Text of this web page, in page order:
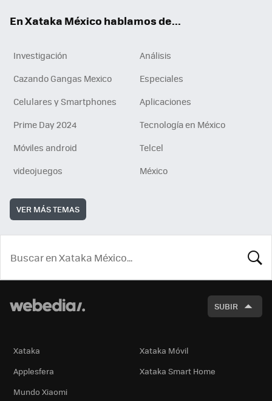
En Xataka México hablamos de...
Investigación
Análisis
Cazando Gangas Mexico
Especiales
Celulares y Smartphones
Aplicaciones
Prime Day 2024
Tecnología en México
Móviles android
Telcel
videojuegos
México
VER MÁS TEMAS
SUBIR
Xataka
Xataka Móvil
Applesfera
Xataka Smart Home
Mundo Xiaomi